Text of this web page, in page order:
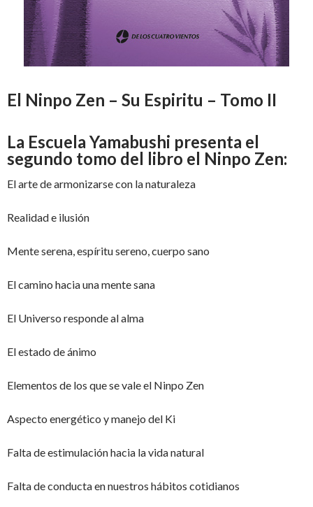
El Ninpo Zen – Su Espiritu – Tomo II
La Escuela Yamabushi presenta el
segundo tomo del libro el Ninpo Zen:
El arte de armonizarse con la naturaleza
Realidad e ilusión
Mente serena, espíritu sereno, cuerpo sano
El camino hacia una mente sana
El Universo responde al alma
El estado de ánimo
Elementos de los que se vale el Ninpo Zen
Aspecto energético y manejo del Ki
Falta de estimulación hacia la vida natural
Falta de conducta en nuestros hábitos cotidianos